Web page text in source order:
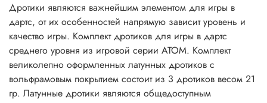
Дротики являются важнейшим элементом для игры в
дартс, от их особенностей напрямую зависит уровень и
качество игры. Комплект дротиков для игры в дартс
среднего уровня из игровой серии АТОМ. Комплект
великолепно оформленных латунных дротиков с
вольфрамовым покрытием состоит из 3 дротиков весом 21
гр. Латунные дротики являются общедоступным